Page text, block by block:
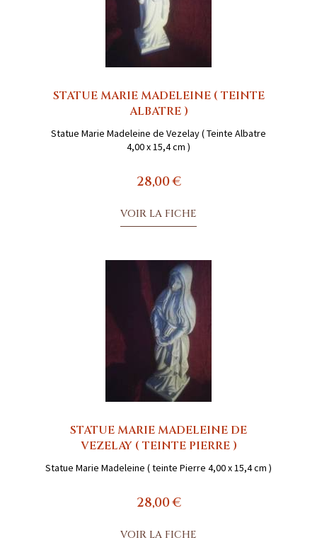
STATUE MARIE MADELEINE ( TEINTE
ALBATRE )
Statue Marie Madeleine de Vezelay ( Teinte Albatre
4,00 x 15,4 cm )
28,00 €
VOIR LA FICHE
STATUE MARIE MADELEINE DE
VEZELAY ( TEINTE PIERRE )
Statue Marie Madeleine ( teinte Pierre 4,00 x 15,4 cm )
28,00 €
VOIR LA FICHE